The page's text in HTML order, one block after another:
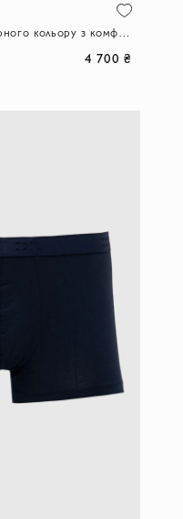
Бавовняні боксери чорного кольору з комфортною посадкою та логотипом
4 700 ₴